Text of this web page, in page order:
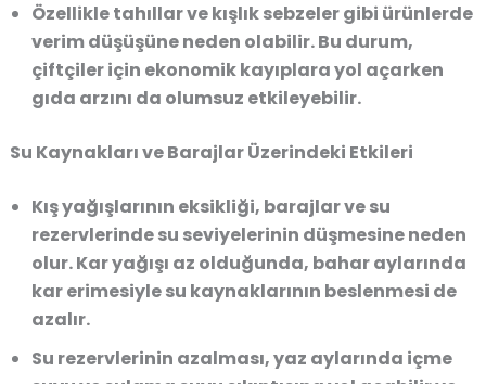
Özellikle tahıllar ve kışlık sebzeler gibi ürünlerde
verim düşüşüne neden olabilir. Bu durum,
çiftçiler için ekonomik kayıplara yol açarken
gıda arzını da olumsuz etkileyebilir.
Su Kaynakları ve Barajlar Üzerindeki Etkileri
Kış yağışlarının eksikliği, barajlar ve su
rezervlerinde su seviyelerinin düşmesine neden
olur. Kar yağışı az olduğunda, bahar aylarında
kar erimesiyle su kaynaklarının beslenmesi de
azalır.
Su rezervlerinin azalması, yaz aylarında içme